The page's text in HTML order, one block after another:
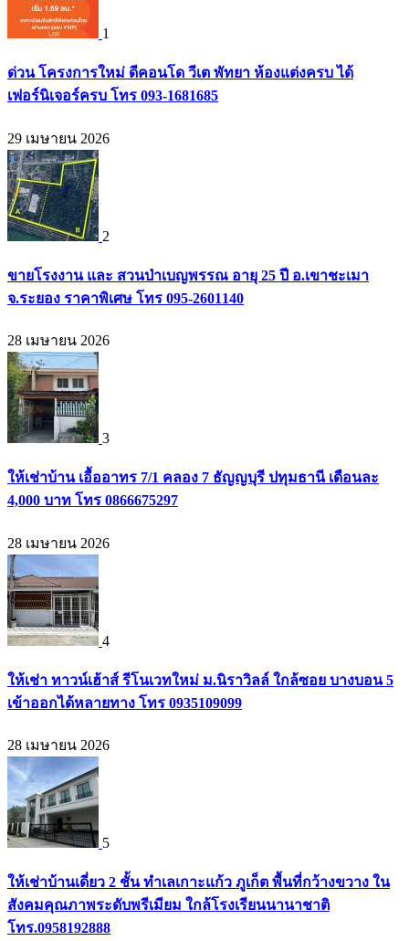
1
ด่วน โครงการใหม่ ดีคอนโด วีเต พัทยา ห้องแต่งครบ ได้
เฟอร์นิเจอร์ครบ โทร 093-1681685
29 เมษายน 2026
2
ขายโรงงาน และ สวนป่าเบญพรรณ อายุ 25 ปี อ.เขาชะเมา
จ.ระยอง ราคาพิเศษ โทร 095-2601140
28 เมษายน 2026
3
ให้เช่าบ้าน เอื้ออาทร 7/1 คลอง 7 ธัญญบุรี ปทุมธานี เดือนละ
4,000 บาท โทร 0866675297
28 เมษายน 2026
4
ให้เช่า ทาวน์เฮ้าส์ รีโนเวทใหม่ ม.นิราวิลล์ ใกล้ซอย บางบอน 5
เข้าออกได้หลายทาง โทร 0935109099
28 เมษายน 2026
5
ให้เช่าบ้านเดี่ยว 2 ชั้น ทำเลเกาะแก้ว ภูเก็ต พื้นที่กว้างขวาง ใน
สังคมคุณภาพระดับพรีเมียม ใกล้โรงเรียนนานาชาติ
โทร.0958192888